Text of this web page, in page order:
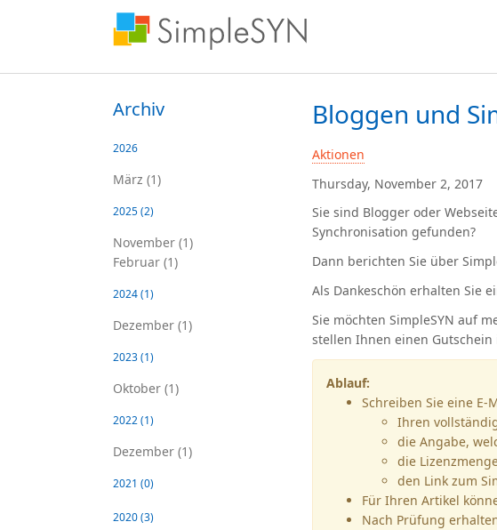
Archiv
2026
März (1)
2025(2)
November (1)
Februar (1)
2024(1)
Dezember (1)
2023(1)
Oktober (1)
2022(1)
Dezember (1)
2021 (0)
2020(3)
Bloggen und
Aktionen
Thursday, November 2, 2017
Sie sind Blogger oder
Synchronisation gefunden?
Dann berichten Sie über
Als Dankeschön erhalten Sie
Sie möchten SimpleSYN auf
stellen Ihnen einen Gutschein
Ablauf:
Schreiben Sie eine E-
Ihren
die Angabe,
die
den Link zum
Für Ihren Artikel
Nach Prüfung